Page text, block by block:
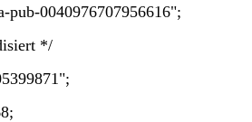
pub-0040976707956616";
*/